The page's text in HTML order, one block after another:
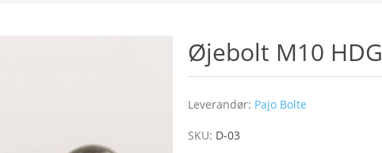
Øjebolt M10 HDG
Leverandør: Pajo Bolte
SKU: D-03